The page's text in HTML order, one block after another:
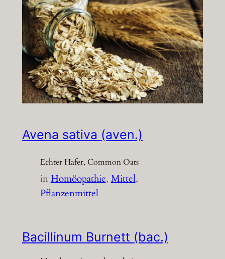
Avena sativa (aven.)
Echter Hafer, Common Oats
inHomöopathie, Mittel
Pflanzenmittel
Bacillinum Burnett (bac.)